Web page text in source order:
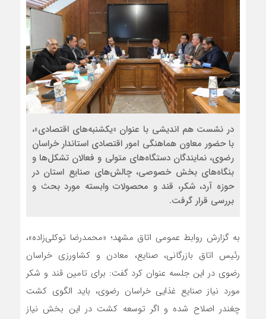
در نشست هم اندیشی با عنوان «یکشنبه‌های اقتصادی»،
با حضور معاون هماهنگی امور اقتصادی استاندار خراسان
رضوی، نمایندگان دستگاه‌های متولی و فعالان تشکل‌ها و
بنگاه‌های بخش خصوصی، چالش‌های صنایع استان در
حوزه آرد، شکر، قند و محصولات وابسته مورد بحث و
بررسی قرار گرفت.
به گزارش روابط عمومی اتاق مشهد؛ «محمدرضا توکلی‌زاده»،
رئیس اتاق بازرگانی، صنایع، معادن و کشاورزی خراسان
رضوی در این جلسه عنوان کرد گفت: برای تامین قند و شکر
مورد نیاز صنایع غذایی خراسان رضوی، باید الگوی کشت
چغندر اصلاح شده و اگر توسعه کشت در این بخش نیاز